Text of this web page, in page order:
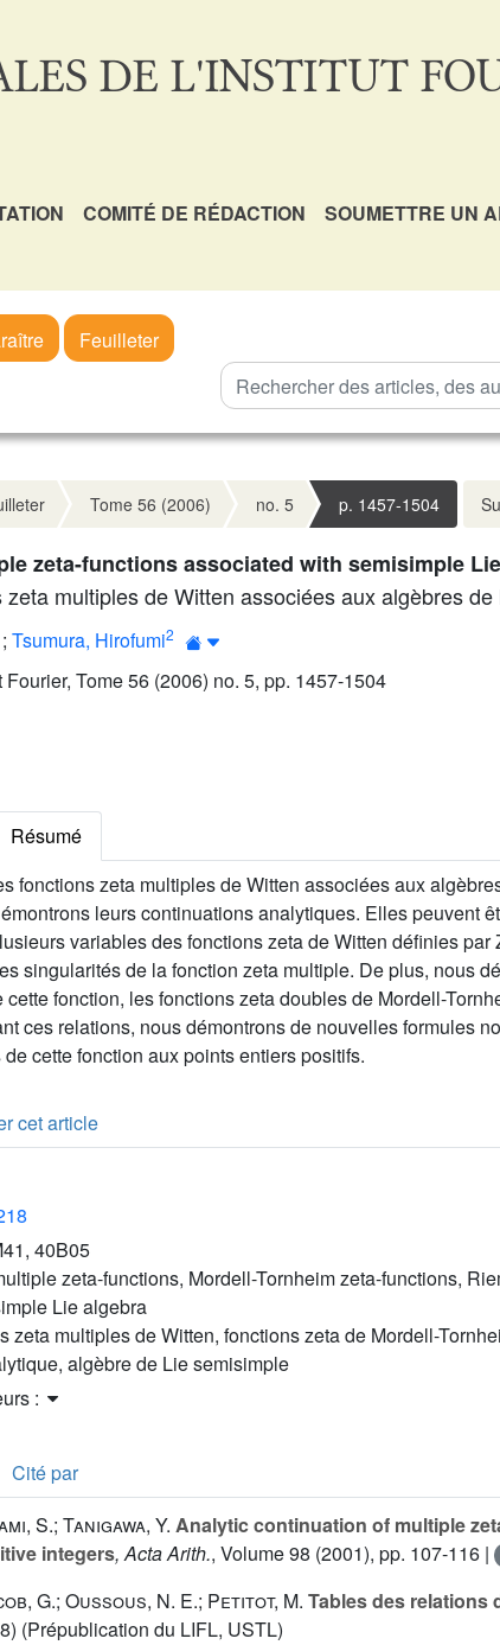
DE L'INSTITUT
COMITÉ DE RÉDACTION SOUMETTRE UN
Feuilleter
Tome 56 (2006) no. 5 p. 1457-1504
zeta-functions associated with semisimple
multiples de Witten associées aux algèbres
Tsumura, Hirofumi2
Tome 56 (2006) no. 5, pp. 1457-1504
Résumé
fonctions zeta multiples de Witten associées aux
leurs continuations analytiques. Elles peuvent
variables des fonctions zeta de Witten définies
singularités de la fonction zeta multiple. De plus, nous
fonction, les fonctions zeta doubles de Mordell-
ces relations, nous démontrons de nouvelles formules
cette fonction aux points entiers positifs.
cet article
40B05
zeta-functions, Mordell-Tornheim zeta-functions,
Lie algebra
zeta multiples de Witten, fonctions zeta de Mordell-
algèbre de Lie semisimple
:
Cité par
S.; Tanigawa, Y. Analytic continuation of multiple
integers, Acta Arith., Volume 98 (2001), pp. 107-116 |
G.; Oussous, N. E.; Petitot, M. Tables des relations
(Prépublication du LIFL, USTL)